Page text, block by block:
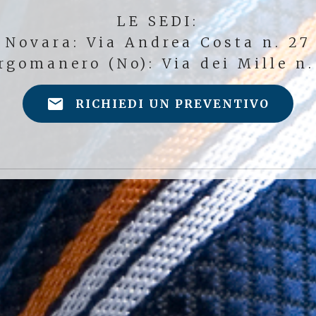
LE SEDI:
Novara: Via Andrea Costa n. 27
(No): Via dei Mille n.
RICHIEDI UN PREVENTIVO